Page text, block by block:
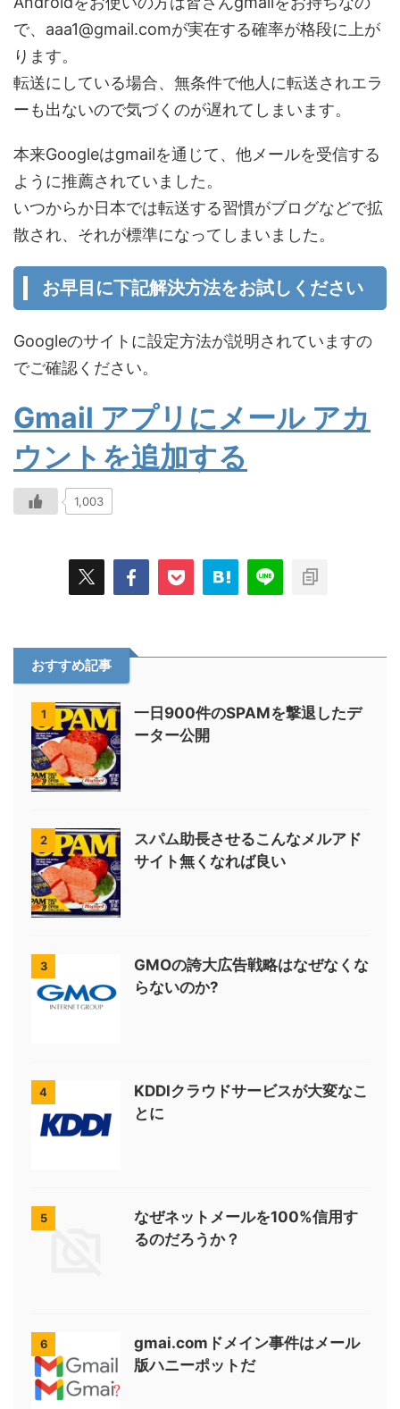
で、aaa1@gmail.comが実在する確率が格段に上が
ります。
転送にしている場合、無条件で他人に転送されエラ
ーも出ないので気づくのが遅れてしまいます。
本来Googleはgmailを通じて、他メールを受信する
ように推薦されていました。
いつからか日本では転送する習慣がブログなどで拡
散され、それが標準になってしまいました。
お早目に下記解決方法をお試しください
Googleのサイトに設定方法が説明されていますの
でご確認ください。
Gmail アプリにメール アカ
ウントを追加する
1,003
おすすめ記事
1
一日900件のSPAMを撃退したデ
ーター公開
2
スパム助長させるこんなメルアド
サイト無くなれば良い
3
GMOの誇大広告戦略はなぜなくな
らないのか?
4
KDDIクラウドサービスが大変なこ
とに
5
なぜネットメールを100%信用す
るのだろうか？
6
gmai.comドメイン事件はメール
版ハニーポットだ